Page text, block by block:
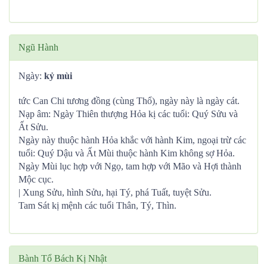
Ngũ Hành
Ngày: kỷ mùi
tức Can Chi tương đồng (cùng Thổ), ngày này là ngày cát.
Nạp âm: Ngày Thiên thượng Hỏa kị các tuổi: Quý Sửu và
Ất Sửu.
Ngày này thuộc hành Hỏa khắc với hành Kim, ngoại trừ các
tuổi: Quý Dậu và Ất Mùi thuộc hành Kim không sợ Hỏa.
Ngày Mùi lục hợp với Ngọ, tam hợp với Mão và Hợi thành
Mộc cục.
| Xung Sửu, hình Sửu, hại Tý, phá Tuất, tuyệt Sửu.
Tam Sát kị mệnh các tuổi Thân, Tý, Thìn.
Bành Tổ Bách Kị Nhật